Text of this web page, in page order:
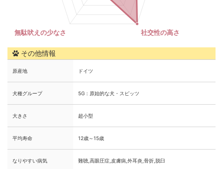
その他情報
原産地 ドイツ
犬種グループ 5G：原始的な犬・スピッツ
大きさ 超小型
平均寿命 12歳～15歳
なりやすい病気 難聴,高眼圧症,皮膚病,外耳炎,骨折,脱臼